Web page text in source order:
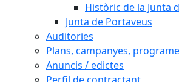
Històric de la Junta
Junta de Portaveus
Auditories
Plans, campanyes,
Anuncis / edictes